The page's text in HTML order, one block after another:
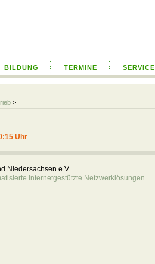
BILDUNG TERMINE SERVICE
>
Uhr
Niedersachsen e.V.
internetgestützte Netzwerklösungen